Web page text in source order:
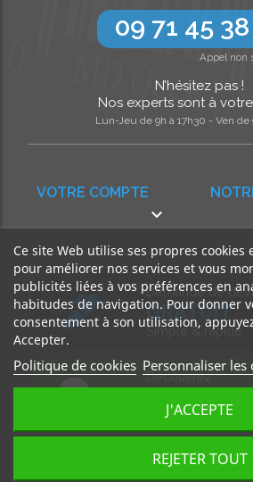
VOTRE COMPTE

09 71 45
Appel non
N’hésitez pas !
Nos experts sont à
Lun-Jeu de 9h à 17h30 - Ven de
Demande de
GRATUIT
Simple & rapide
Découvrez
Accédez à nos
Ce site Web utilise ses propres cookies
pour améliorer nos services et vous
publicités liées à vos préférences en
habitudes de navigation. Pour donner
consentement à son utilisation,
Accepter.
Politique de cookies Personnaliser les
REJETER TOUT
J'ACCEPTE
Tous droits réservés,